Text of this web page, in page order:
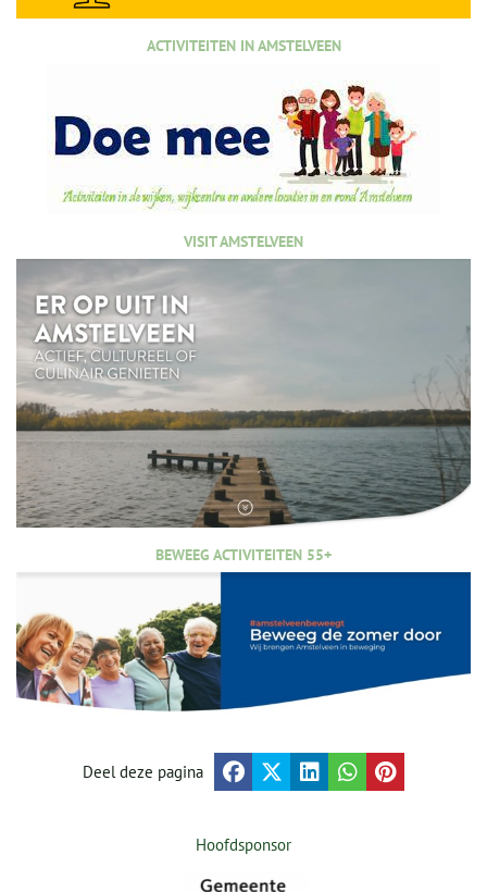
ACTIVITEITEN IN AMSTELVEEN
VISIT AMSTELVEEN
BEWEEG ACTIVITEITEN 55+
Deel deze pagina
Hoofdsponsor